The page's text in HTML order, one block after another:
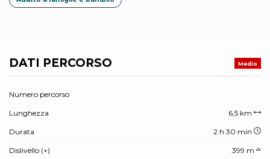
DATI PERCORSO Medio
Numero percorso
Lunghezza 6,5 km
Durata 2 h 30 min
Dislivello (+) 399 m